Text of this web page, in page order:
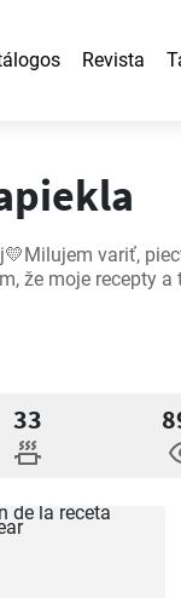
Revista
variť,
že moje recepty
33